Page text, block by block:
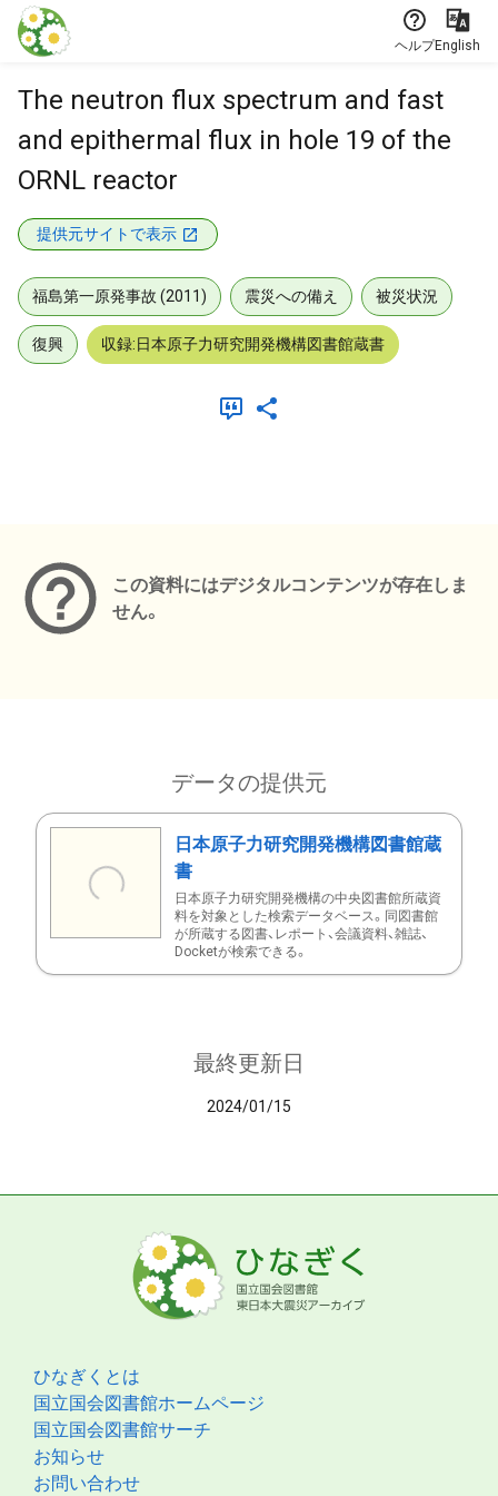
本文に飛ぶ
ヘルプEnglish
The neutron flux spectrum and fast
and epithermal flux in hole 19 of the
ORNL reactor
提供元サイトで表示
福島第一原発事故 (2011) 震災への備え 被災状況
復興 収録:日本原子力研究開発機構図書館蔵書
この資料にはデジタルコンテンツが存在しま
せん。
データの提供元
日本原子力研究開発機構図書館蔵
書
日本原子力研究開発機構の中央図書館所蔵資
料を対象とした検索データベース。同図書館
が所蔵する図書、レポート、会議資料、雑誌、
Docketが検索できる。
最終更新日
2024/01/15
ひなぎくとは
国立国会図書館ホームページ
国立国会図書館サーチ
お知らせ
お問い合わせ